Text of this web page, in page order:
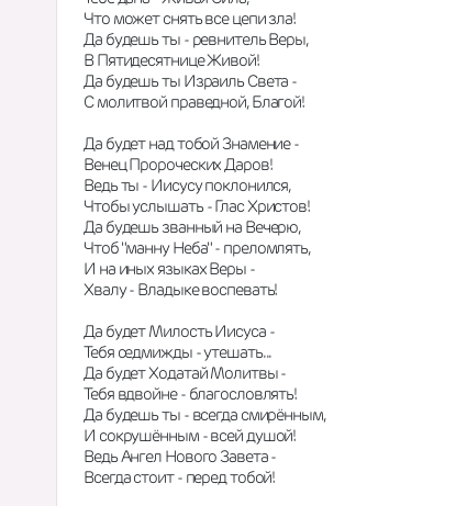
Что может снять все цепи зла!
Да будешь ты - ревнитель Веры,
В Пятидесятнице Живой!
Да будешь ты Израиль Света -
С молитвой праведной, Благой!
Да будет над тобой Знамение -
Венец Пророческих Даров!
Ведь ты - Иисусу поклонился,
Чтобы услышать - Глас Христов!
Да будешь званный на Вечерю,
Чтоб "манну Неба" - преломлять,
И на иных языках Веры -
Хвалу - Владыке воспевать!
Да будет Милость Иисуса -
Тебя седмижды - утешать...
Да будет Ходатай Молитвы -
Тебя вдвойне - благословлять!
Да будешь ты - всегда смирённым,
И сокрушённым - всей душой!
Ведь Ангел Нового Завета -
Всегда стоит - перед тобой!